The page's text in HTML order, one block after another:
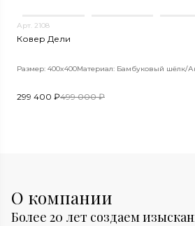
Арт. 2108
Ковер Дели
Размер: 400x400Материал: Бамбуковый шёлк/
299 400 ₽499 000 ₽
О компании
Более 20 лет создаем